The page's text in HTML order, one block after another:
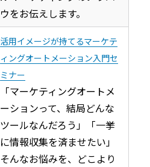
ウをお伝えします。
活用イメージが持てるマーケテ
ィングオートメーション入門セ
ミナー
「マーケティングオートメ
ーションって、結局どんな
ツールなんだろう」「一挙
に情報収集を済ませたい」
そんなお悩みを、どこより